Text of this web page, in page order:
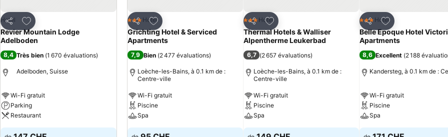
Partager
Ajouter à mes favoris
Hotel
Revier Mountain Lodge
Adelboden
8,4 Très bien (1 670 évaluations)
Adelboden, Suisse
Wi-Fi gratuit
Parking
Restaurant
Partager
Ajouter à mes favoris
3 ÉtoilesHotel
Grichting Hotel & Serviced
Apartments
7,9 Bien (2 477 évaluations)
Loèche-les-Bains, à 0.1 km de :
Centre-ville
Wi-Fi gratuit
Piscine
Spa
Partager
Ajouter à mes favoris
3 ÉtoilesHotel
Thermal Hotels & Walliser
Alpentherme Leukerbad
6,7 (2 657 évaluations)
Loèche-les-Bains, à 0.1 km de :
Centre-ville
Wi-Fi gratuit
Piscine
Spa
Partager
Ajouter à mes
3 ÉtoilesHotel
Belle Epoque Hotel
Apartments
8,6 Excellent (2 188
Kandersteg, à 0.1 km de :
Wi-Fi gratuit
Piscine
Spa